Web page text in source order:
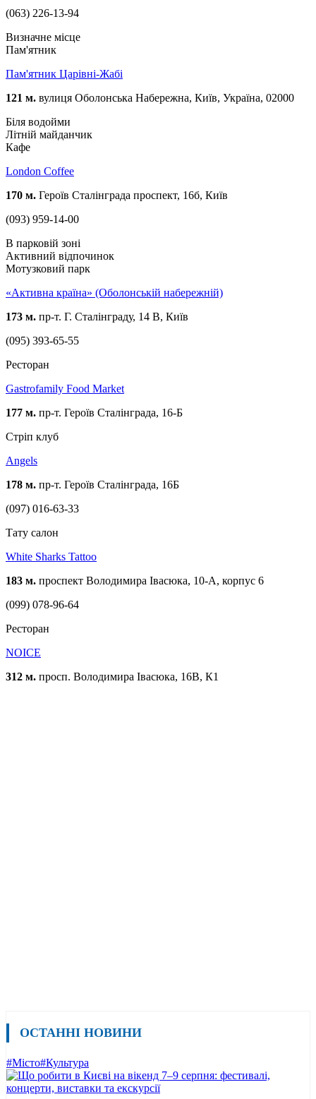
(063) 226-13-94
Визначне місце
Пам'ятник
Пам'ятник Царівні-Жабі
121 м. вулиця Оболонська Набережна, Київ, Україна, 02000
Біля водойми
Літній майданчик
Кафе
London Coffee
170 м. Героїв Сталінграда проспект, 16б, Київ
(093) 959-14-00
В парковій зоні
Активний відпочинок
Мотузковий парк
«Активна країна» (Оболонській набережній)
173 м. пр-т. Г. Сталінграду, 14 В, Київ
(095) 393-65-55
Ресторан
Gastrofamily Food Market
177 м. пр-т. Героїв Сталінграда, 16-Б
Стріп клуб
Angels
178 м. пр-т. Героїв Сталінграда, 16Б
(097) 016-63-33
Тату салон
White Sharks Tattoo
183 м. проспект Володимира Івасюка, 10-А, корпус 6
(099) 078-96-64
Ресторан
NOICE
312 м. просп. Володимира Івасюка, 16В, К1
ОСТАННІ НОВИНИ
#Місто#Культура